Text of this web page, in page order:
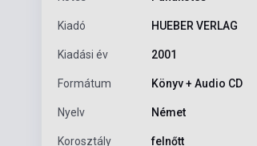
Kiadó HUEBER VERLAG
Kiadási év 2001
Formátum Könyv + Audio CD
Nyelv Német
Korosztály felnőtt